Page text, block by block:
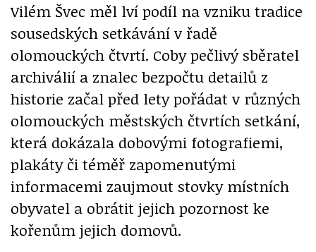
Vilém Švec měl lví podíl na vzniku tradice
sousedských setkávání v řadě
olomouckých čtvrtí. Coby pečlivý sběratel
archiválií a znalec bezpočtu detailů z
historie začal před lety pořádat v různých
olomouckých městských čtvrtích setkání,
která dokázala dobovými fotografiemi,
plakáty či téměř zapomenutými
informacemi zaujmout stovky místních
obyvatel a obrátit jejich pozornost ke
kořenům jejich domovů.